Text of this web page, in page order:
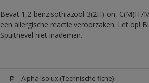
Bevat 1,2-benzisothiazool-3(2H)-on,
een allergische reactie veroorzaken. Let op!
Spuitnevel niet inademen.
Alpha Isolux (Technische fiche)